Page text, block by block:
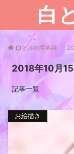
白
白と赤の境界線
2018年10月
記事一覧
お絵描き